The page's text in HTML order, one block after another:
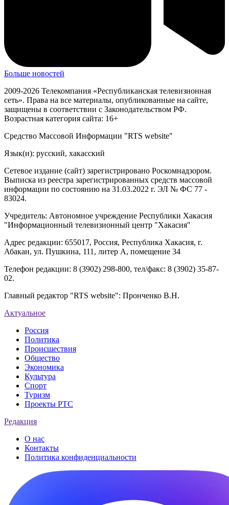
Больше новостей
2009-2026 Телекомпания «Республиканская телевизионная
сеть». Права на все материалы, опубликованные на сайте,
защищены в соответствии с Законодательством РФ.
Возрастная категория сайта: 16+
Средство Массовой Информации "RTS website"
Язык(и): русский, хакасский
Сетевое издание (сайт) зарегистрировано Роскомнадзором.
Выписка из реестра зарегистрированных средств массовой
информации по состоянию на 31.03.2022 г. ЭЛ № ФС 77 -
83024.
Учредитель: Автономное учреждение Республики Хакасия
"Информационный телевизионный центр "Хакасия"
Адрес редакции: 655017, Россия, Республика Хакасия, г.
Абакан, ул. Пушкина, 111, литер А, помещение 34
Телефон редакции: 8 (3902) 298-800, тел/факс: 8 (3902) 35-87-
02.
Главный редактор "RTS website": Пронченко В.Н.
Актуальное
Россия
Политика
Происшествия
Общество
Экономика
Культура
Спорт
Туризм
Проекты РТС
Редакция
О нас
Контакты
Политика конфиденциальности